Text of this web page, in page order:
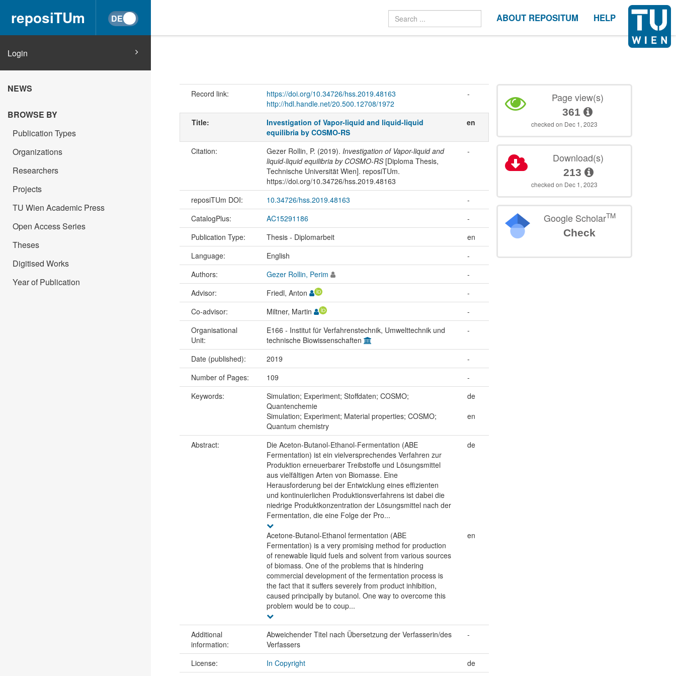
reposiTUm ABOUT REPOSITUM HELP
Login
NEWS
BROWSE BY
Publication Types
Organizations
Researchers
Projects
TU Wien Academic Press
Open Access Series
Theses
Digitised Works
Year of Publication
Record link:
https://doi.org/10.34726/hss.2019.48163
http://hdl.handle.net/20.500.12708/1972
-
Title:
Investigation of Vapor-liquid and liquid-liquid
equilibria by COSMO-RS
en
Citation: Gezer Rollin, P. (2019). Investigation of Vapor-liquid and
liquid-liquid equilibria by COSMO-RS[Diploma Thesis,
Technische Universität Wien]. reposiTUm.
https://doi.org/10.34726/hss.2019.48163
-
reposiTUm DOI: 10.34726/hss.2019.48163
-
CatalogPlus:
AC15291186
-
Publication Type:
Thesis - Diplomarbeit
en
Language:
English
-
Authors:
Gezer Rollin, Perim
-
Advisor:
Friedl, Anton
-
Co-advisor:
Miltner, Martin
-
Organisational
Unit:
E166 - Institut für Verfahrenstechnik, Umwelttechnik und
technische Biowissenschaften
-
Date (published): 2019
-
Number of Pages:
109
-
Keywords:
Simulation; Experiment; Stoffdaten; COSMO;
Quantenchemie
de
Simulation; Experiment; Material properties; COSMO;
Quantum chemistry
en
Abstract:
Die Aceton-Butanol-Ethanol-Fermentation (ABE
Fermentation) ist ein vielversprechendes Verfahren zur
Produktion erneuerbarer Treibstoffe und Lösungsmittel
aus vielfältigen Arten von Biomasse. Eine
Herausforderung bei der Entwicklung eines effizienten
und kontinuierlichen Produktionsverfahrens ist dabei die
niedrige Produktkonzentration der Lösungsmittel nach der
Fermentation, die eine Folge der Pro...
de
Acetone-Butanol-Ethanol fermentation (ABE
Fermentation) is a very promising method for production
of renewable liquid fuels and solvent from various sources
of biomass. One of the problems that is hindering
commercial development of the fermentation process is
the fact that it suffers severely from product inhibition,
caused principally by butanol. One way to overcome this
problem would be to coup...
en
Additional
information:
Abweichender Titel nach Übersetzung der Verfasserin/des
Verfassers
-
License: In Copyright de
Page view(s)
361
checked on Dec 1, 2023
Download(s)
213
checked on Dec 1, 2023
Google ScholarTM
Check